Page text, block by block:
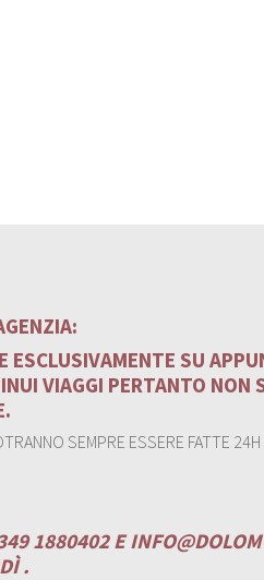
ESCLUSIVAMENTE SU
VIAGGI PERTANTO NON
SEMPRE ESSERE FATTE
1880402 E
.